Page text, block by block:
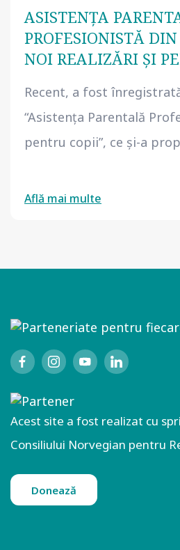
ASISTENŢA
PROFESIONISTĂ
NOI REALIZĂRI ŞI
Recent, a fost
“Asistenţa Parentală
pentru copii”, ce şi-a
Află mai multe
Acest site a fost realizat cu
Consiliului Norvegian pentru
Donează